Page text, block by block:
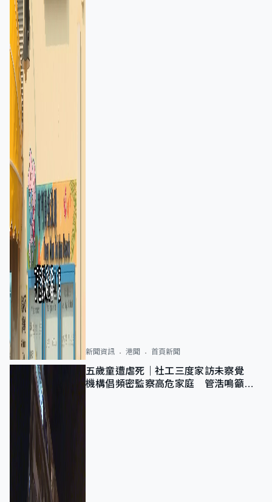
新聞資訊 港聞 首頁新聞
五歲童遭虐死｜社工三度家訪未察覺
機構倡頻密監察高危家庭 管浩鳴籲加